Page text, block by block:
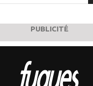
PUBLICITÉ